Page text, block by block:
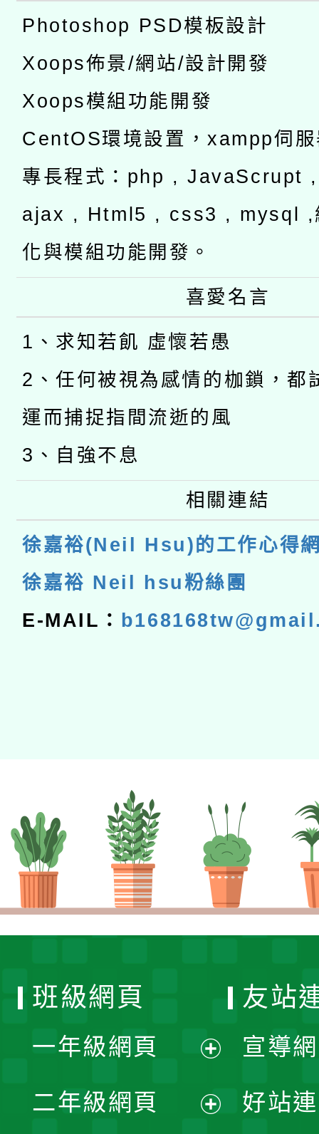
Photoshop PSD模板設計
Xoops佈景/網站/設計開發
Xoops模組功能開發
CentOS環境設置，xampp伺
專長程式：php , JavaScrupt
ajax , Html5 , css3 , mysql ,
化與模組功能開發。
喜愛名言
1、求知若飢 虛懷若愚
2、任何被視為感情的枷鎖，都
運而捕捉指間流逝的風
3、自強不息
相關連結
徐嘉裕(Neil Hsu)的工作心得
徐嘉裕 Neil hsu粉絲團
E-MAIL：
班級網頁
一年級網頁
開
二年級網頁
友站
宣導
好站